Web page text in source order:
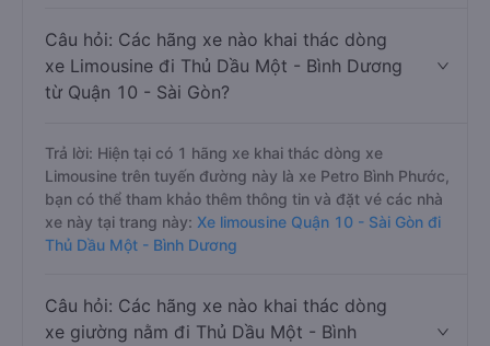
Câu hỏi: Các hãng xe nào khai thác dòng
xe Limousine đi Thủ Dầu Một - Bình Dương
từ Quận 10 - Sài Gòn?
Trả lời: Hiện tại có 1 hãng xe khai thác dòng xe
Limousine trên tuyến đường này là xe Petro Bình Phước,
bạn có thể tham khảo thêm thông tin và đặt vé các nhà
xe này tại trang này: Xe limousine Quận 10 - Sài Gòn đi
Thủ Dầu Một - Bình Dương
Câu hỏi: Các hãng xe nào khai thác dòng
xe giường nằm đi Thủ Dầu Một - Bình